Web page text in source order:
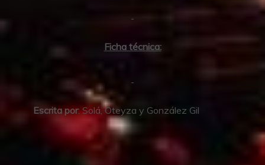
Ficha técnica:
Escrita por: Solá, Oteyza y González Gil